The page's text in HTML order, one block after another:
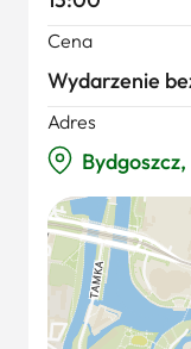
Cena
Wydarzenie
Adres
Bydgoszcz,